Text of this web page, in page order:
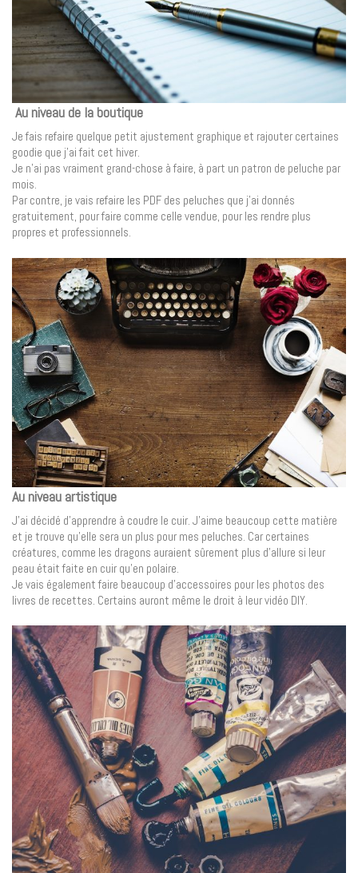
Au niveau de la boutique
Je fais refaire quelque petit ajustement graphique et rajouter certaines
goodie que j’ai fait cet hiver.
Je n’ai pas vraiment grand-chose à faire, à part un patron de peluche par
mois.
Par contre, je vais refaire les PDF des peluches que j’ai donnés
gratuitement, pour faire comme celle vendue, pour les rendre plus
propres et professionnels.
Au niveau artistique
J’ai décidé d’apprendre à coudre le cuir. J’aime beaucoup cette matière
et je trouve qu’elle sera un plus pour mes peluches. Car certaines
créatures, comme les dragons auraient sûrement plus d’allure si leur
peau était faite en cuir qu’en polaire.
Je vais également faire beaucoup d’accessoires pour les photos des
livres de recettes. Certains auront même le droit à leur vidéo DIY.